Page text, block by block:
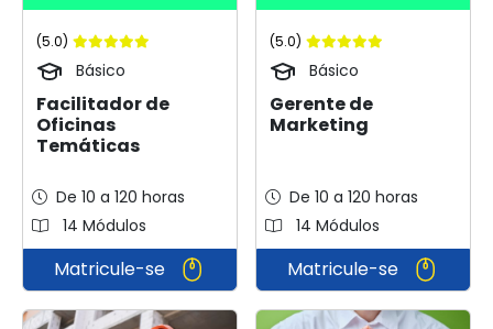
(5.0)
Básico
Facilitador de
Oficinas
Temáticas
De 10 a 120 horas
14 Módulos
Matricule-se
(5.0)
Básico
Gerente de
Marketing
De 10 a 120 horas
14 Módulos
Matricule-se